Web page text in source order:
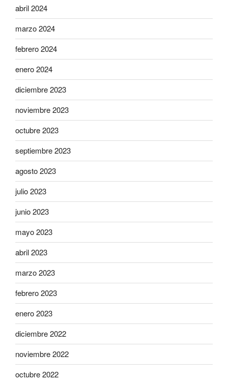
abril 2024
marzo 2024
febrero 2024
enero 2024
diciembre 2023
noviembre 2023
octubre 2023
septiembre 2023
agosto 2023
julio 2023
junio 2023
mayo 2023
abril 2023
marzo 2023
febrero 2023
enero 2023
diciembre 2022
noviembre 2022
octubre 2022